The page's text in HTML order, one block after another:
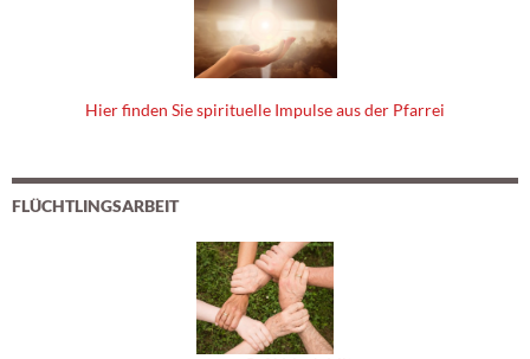
Hier finden Sie spirituelle Impulse aus der Pfarrei
FLÜCHTLINGSARBEIT